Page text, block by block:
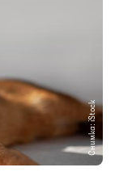
Снимка: iStock